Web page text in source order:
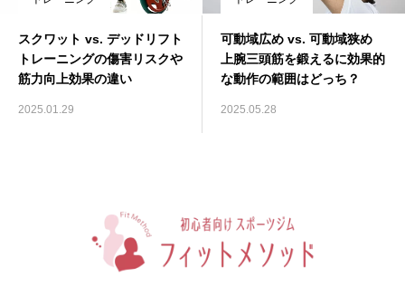
スクワット vs. デッドリフト
トレーニングの傷害リスクや
筋力向上効果の違い
2025.01.29
可動域広め vs. 可動域狭め
上腕三頭筋を鍛えるに効果的
な動作の範囲はどっち？
2025.05.28